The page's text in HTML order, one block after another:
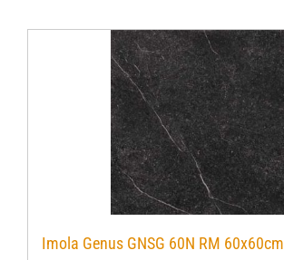
Imola Genus GNSG 60N RM 60x60cm